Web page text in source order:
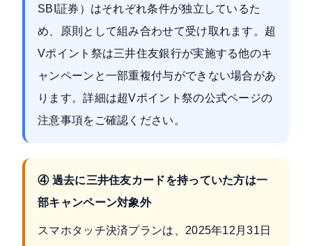
SBI証券）はそれぞれ条件が独立しているた
め、原則として組み合わせて受け取れます。超
Vポイント祭は三井住友銀行が実施する他のキ
ャンペーンと一部重複付与ができない場合があ
ります。詳細は超Vポイント祭の公式ページの
注意事項をご確認ください。
④ 過去に三井住友カードを持っていた方は一
部キャンペーン対象外
スマホタッチ決済プランは、2025年12月31日